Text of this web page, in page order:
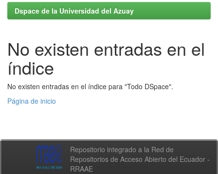
Dspace de la Universidad del Azuay
No existen entradas en el
índice
No existen entradas en el índice para "Todo DSpace".
Página de inicio
Repositorio integrado a la Red de
Repositorios de Acceso Abierto del Ecuador -
RRAAE